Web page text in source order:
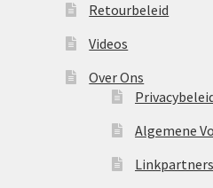
Retourbeleid
Videos
Over Ons
Algemene
Linkpartners